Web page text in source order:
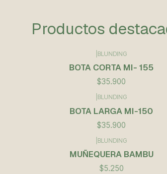
Productos
BLUNDING
BOTA CORTA MI- 155
$35.900
BLUNDING
BOTA LARGA MI-150
$35.900
BLUNDING
MUÑEQUERA BAMBU
$5.250